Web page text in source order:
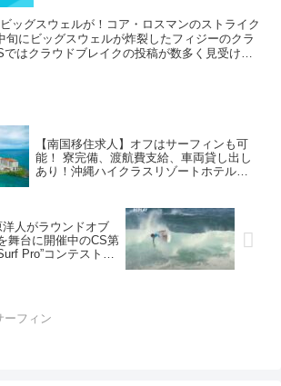
ッグスウェルが！コア・ロスマンのストライク
旬にビッグスウェルが炸裂したフィジーのクラ
はクラウドブレイクの投稿が数多く見受けら
【南国移住求人】オフはサーフィンも可
能！ 寮完備、渡航費支給、車両貸し出し
あり！沖縄ハイクラスリゾートホテルの
洋人がラウンドオブ
舞台に開催中のCS第
Pro”コンテスト
ーフィン